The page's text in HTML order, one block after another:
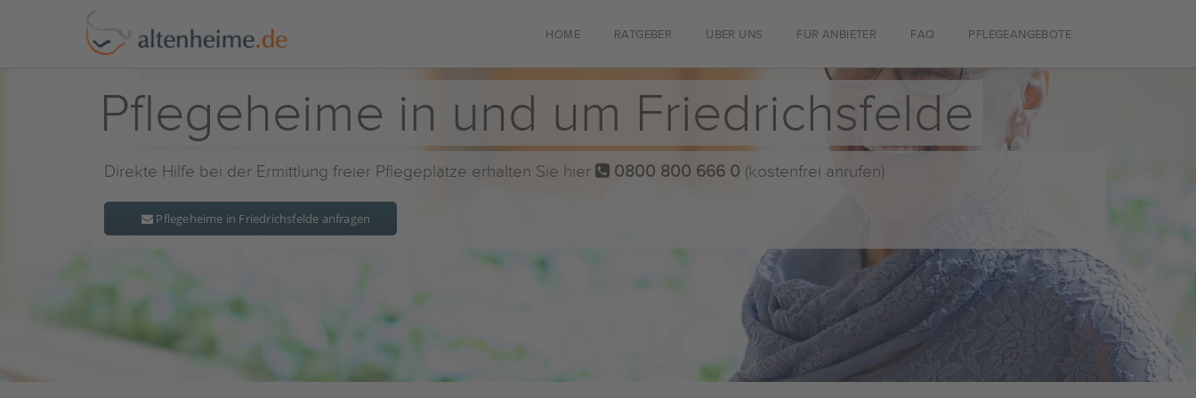
HOME RATGEBER ÜBER UNS FÜR ANBIETER FAQ PFLEGEANGEBOTE
Pflegeheime in und um Friedrichsfelde
Direkte Hilfe bei der Ermittlung freier Pflegeplätze erhalten Sie hier 0800 800 666 0 (kostenfrei anrufen)
Pflegeheime in Friedrichsfelde anfragen